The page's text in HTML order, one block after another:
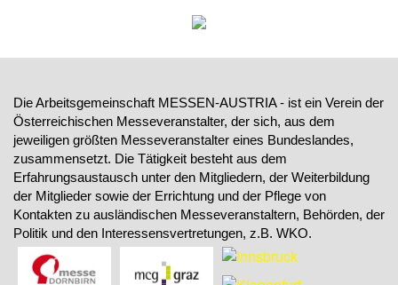
Die Arbeitsgemeinschaft MESSEN-AUSTRIA - ist ein Verein der
Österreichischen Messeveranstalter, der sich, aus dem
jeweiligen größten Messeveranstalter eines Bundeslandes,
zusammensetzt. Die Tätigkeit besteht aus dem
Erfahrungsaustausch unter den Mitgliedern, der Weiterbildung
der Mitglieder sowie der Errichtung und der Pflege von
Kontakten zu ausländischen Messeveranstaltern, Behörden, der
Politik und den Interessensvertretungen, z.B. WKO.